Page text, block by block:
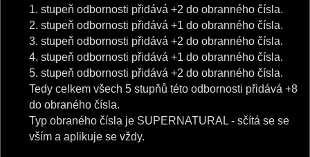
1. stupeň odbornosti přidává +2 do obranného čísla.
2. stupeň odbornosti přidává +1 do obranného čísla.
3. stupeň odbornosti přidává +2 do obranného čísla.
4. stupeň odbornosti přidává +1 do obranného čísla.
5. stupeň odbornosti přidává +2 do obranného čísla.
Tedy celkem všech 5 stupňů této odbornosti přidává +8
do obraného čísla.
Typ obraného čísla je SUPERNATURAL - sčítá se se
vším a aplikuje se vždy.